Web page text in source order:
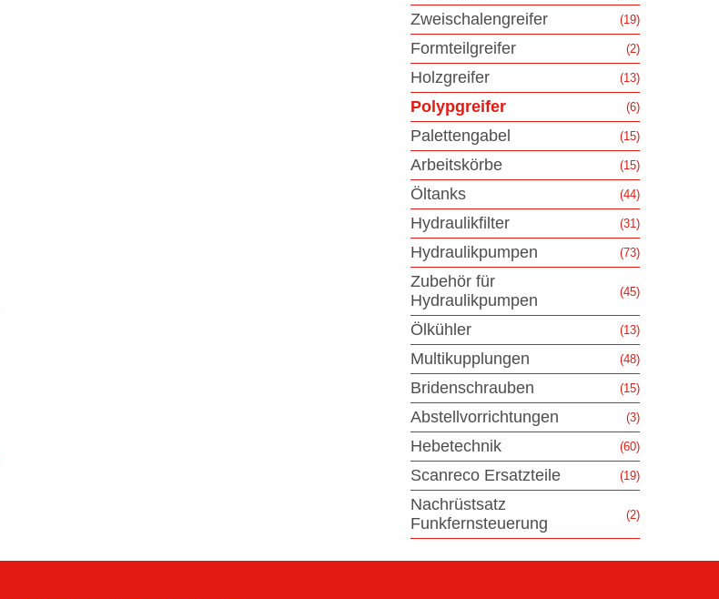
Zweischalengreifer (19)
Formteilgreifer (2)
Holzgreifer (13)
Polypgreifer (6)
Palettengabel (15)
Arbeitskörbe (15)
Öltanks (44)
Hydraulikfilter (31)
Hydraulikpumpen (73)
Zubehör für
Hydraulikpumpen
(45)
Ölkühler (13)
Multikupplungen (48)
Bridenschrauben (15)
Abstellvorrichtungen (3)
Hebetechnik (60)
Scanreco Ersatzteile (19)
Nachrüstsatz
Funkfernsteuerung
(2)